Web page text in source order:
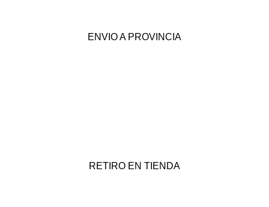
ENVIO A PROVINCIA
RETIRO EN TIENDA